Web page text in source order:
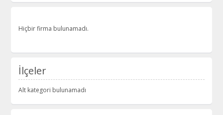
Hiçbir firma bulunamadı.
İlçeler
Alt kategori bulunamadı